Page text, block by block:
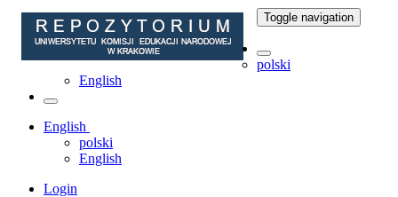
Toggle navigation
polski
English
English
polski
English
Login